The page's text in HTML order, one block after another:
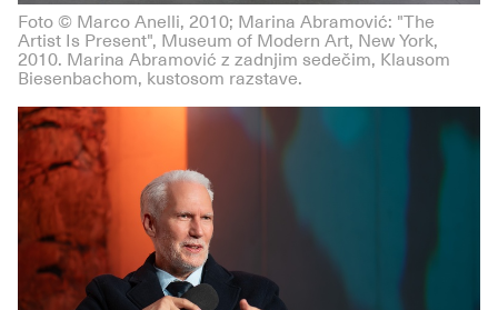
Foto © Marco Anelli, 2010; Marina Abramović: "The
Artist Is Present", Museum of Modern Art, New York,
2010. Marina Abramović z zadnjim sedečim, Klausom
Biesenbachom, kustosom razstave.